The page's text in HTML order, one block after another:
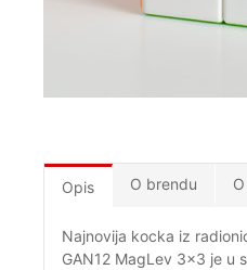
Opis O brendu
Najnovija kocka iz
GAN12 MagLev 3x3 je u